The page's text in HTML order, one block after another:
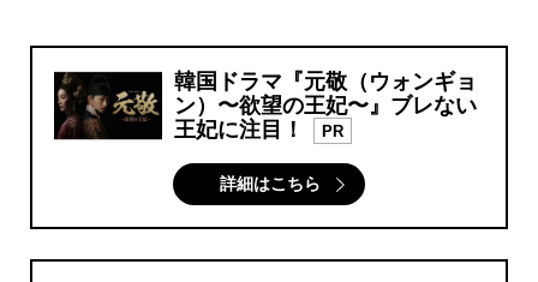
韓国ドラマ『元敬（ウォンギョ
ン）〜欲望の王妃〜』ブレない
王妃に注目！
PR
詳細はこちら